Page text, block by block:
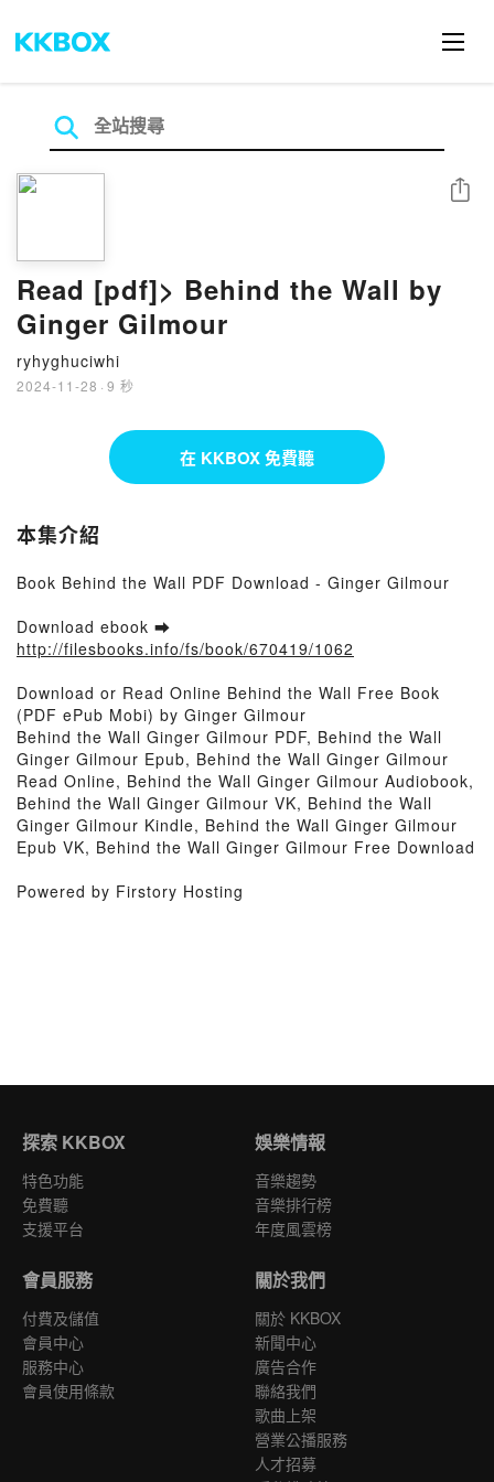
Read [pdf]> Behind the Wall by
Ginger Gilmour
ryhyghuciwhi
2024-11-28 · 9 秒
分享
在 KKBOX 免費聽
本集介紹
Book Behind the Wall PDF Download - Ginger Gilmour
Download ebook ➡
http://filesbooks.info/fs/book/670419/1062
Download or Read Online Behind the Wall Free Book
(PDF ePub Mobi) by Ginger Gilmour
Behind the Wall Ginger Gilmour PDF, Behind the Wall
Ginger Gilmour Epub, Behind the Wall Ginger Gilmour
Read Online, Behind the Wall Ginger Gilmour Audiobook,
Behind the Wall Ginger Gilmour VK, Behind the Wall
Ginger Gilmour Kindle, Behind the Wall Ginger Gilmour
Epub VK, Behind the Wall Ginger Gilmour Free Download
Powered by Firstory Hosting
探索 KKBOX
特色功能
免費聽
支援平台
娛樂情報
音樂趨勢
音樂排行榜
年度風雲榜
會員服務
付費及儲值
會員中心
服務中心
會員使用條款
關於我們
關於 KKBOX
新聞中心
廣告合作
聯絡我們
歌曲上架
營業公播服務
人才招募